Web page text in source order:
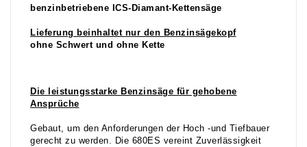
benzinbetriebene ICS-Diamant-Kettensäge
Lieferung beinhaltet nur den Benzinsägekopf
ohne Schwert und ohne Kette
Die leistungsstarke Benzinsäge für gehobene
Ansprüche
Gebaut, um den Anforderungen der Hoch -und Tiefbauer
gerecht zu werden. Die 680ES vereint Zuverlässigkeit